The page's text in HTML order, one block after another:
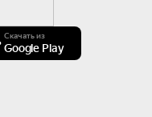
Скачать из
Google Play